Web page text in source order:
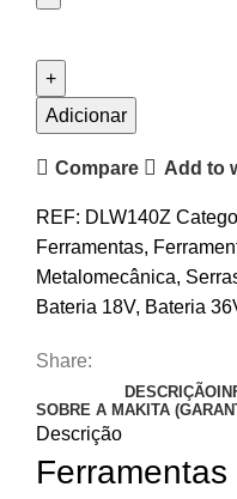
Adicionar
Compare Add to
REF: DLW140Z
Ferramentas,
Metalomecânica,
Bateria 18V, Bateria
Share:
DESCRIÇÃO
SOBRE A MAKITA
Descrição